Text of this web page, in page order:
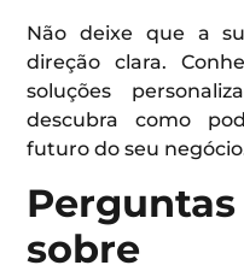
Não deixe que a
direção clara.
soluções
descubra como
futuro do seu
sobre